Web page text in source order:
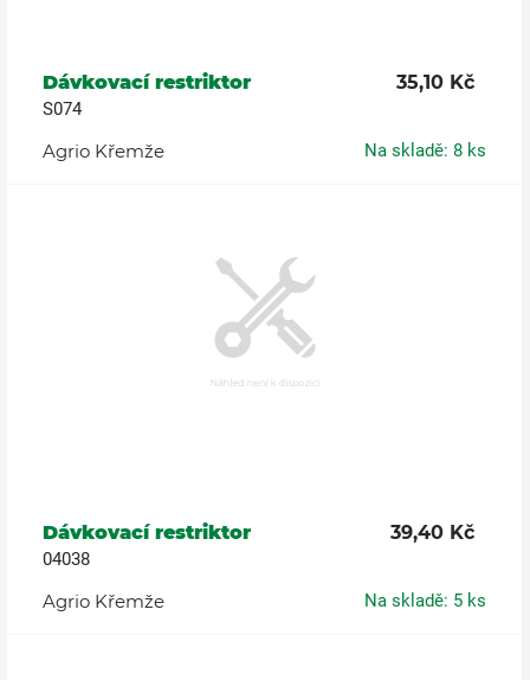
Dávkovací restriktor 35,10 Kč
S074
Agrio Křemže Na skladě: 8 ks
Dávkovací restriktor 39,40 Kč
04038
Agrio Křemže Na skladě: 5 ks